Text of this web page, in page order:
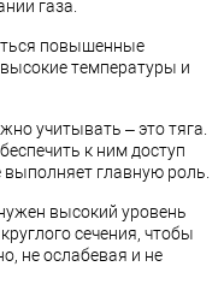
газа.
повышенные
температуры и
учитывать – это тяга.
к ним доступ
главную роль.
высокий уровень
сечения, чтобы
не ослабевая и не